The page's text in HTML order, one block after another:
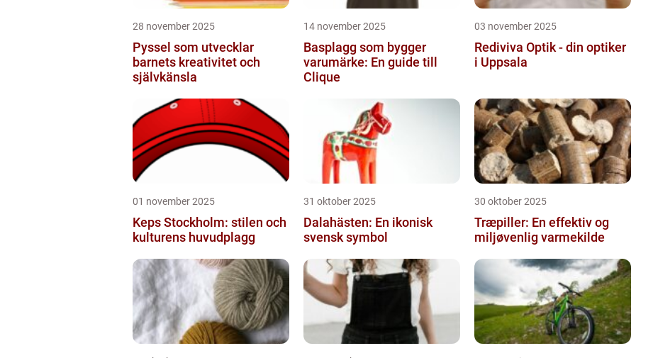
28 november 2025
Pyssel som utvecklar
barnets kreativitet och
självkänsla
14 november 2025
Basplagg som bygger
varumärke: En guide till
Clique
03 november 2025
Rediviva Optik - din optiker
i Uppsala
01 november 2025
Keps Stockholm: stilen och
kulturens huvudplagg
31 oktober 2025
Dalahästen: En ikonisk
svensk symbol
30 oktober 2025
Træpiller: En effektiv og
miljøvenlig varmekilde